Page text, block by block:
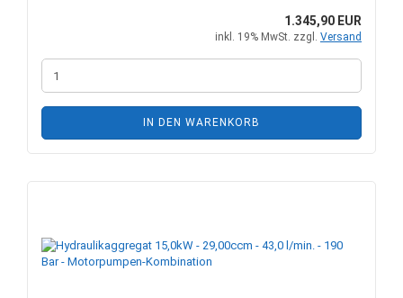
1.345,90 EUR
inkl. 19% MwSt. zzgl. Versand
IN DEN WARENKORB